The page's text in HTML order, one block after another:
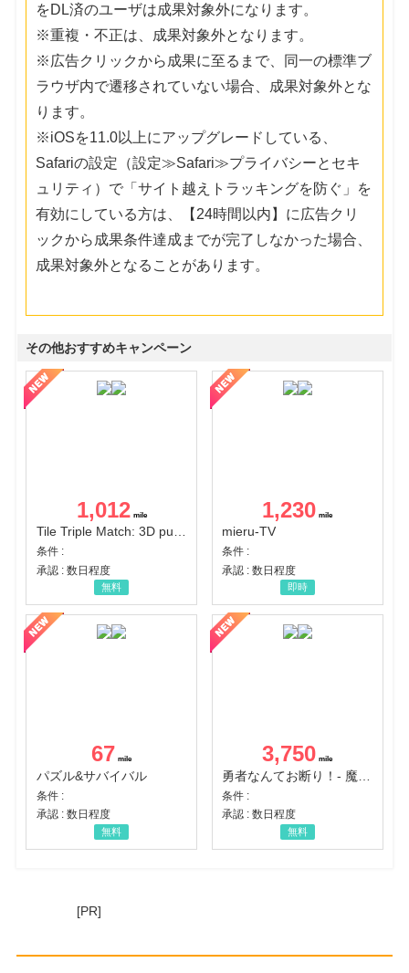
をDL済のユーザは成果対象外になります。
※重複・不正は、成果対象外となります。
※広告クリックから成果に至るまで、同一の標準ブ
ラウザ内で遷移されていない場合、成果対象外とな
ります。
※iOSを11.0以上にアップグレードしている、
Safariの設定（設定≫Safari≫プライバシーとセキ
ュリティ）で「サイト越えトラッキングを防ぐ」を
有効にしている方は、【24時間以内】に広告クリ
ックから成果条件達成までが完了しなかった場合、
成果対象外となることがあります。
その他おすすめキャンペーン
1,012
Tile Triple Match: 3D puzzle
条件 :
承認 : 数日程度
無料
1,230
mieru-TV
条件 :
承認 : 数日程度
即時
67
パズル&サバイバル
条件 :
承認 : 数日程度
無料
3,750
条件 :
承認 : 数日程度
無料
[PR]